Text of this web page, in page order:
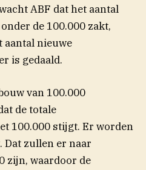
ABF dat het aantal
de 100.000 zakt,
aantal nieuwe
is gedaald.
van 100.000
de totale
100.000 stijgt. Er worden
Dat zullen er naar
zijn, waardoor de